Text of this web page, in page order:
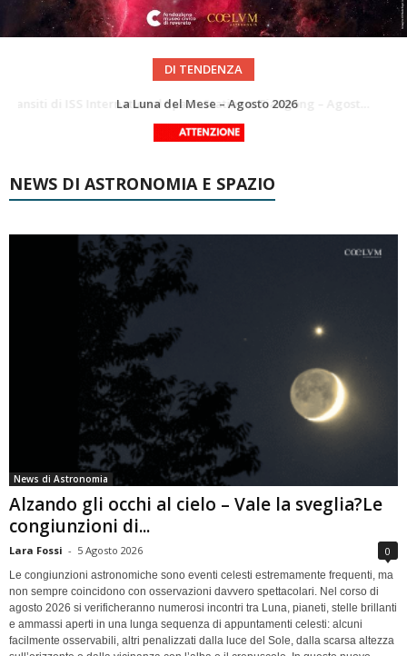
DI TENDENZA
La Luna del Mese – Agosto 2026
Le costellazioni di Agosto 2026: Delfino
NEWS DI ASTRONOMIA E SPAZIO
News di Astronomia
Alzando gli occhi al cielo – Vale la sveglia?Le
congiunzioni di...
Lara Fossi - 5 Agosto 2026 0
Le congiunzioni astronomiche sono eventi celesti estremamente frequenti, ma
non sempre coincidono con osservazioni davvero spettacolari. Nel corso di
agosto 2026 si verificheranno numerosi incontri tra Luna, pianeti, stelle brillanti
e ammassi aperti in una lunga sequenza di appuntamenti celesti: alcuni
facilmente osservabili, altri penalizzati dalla luce del Sole, dalla scarsa altezza